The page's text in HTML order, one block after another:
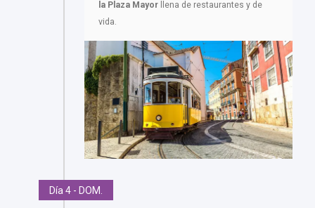
la Plaza Mayor llena de restaurantes y de
vida.
Día 4 - DOM.